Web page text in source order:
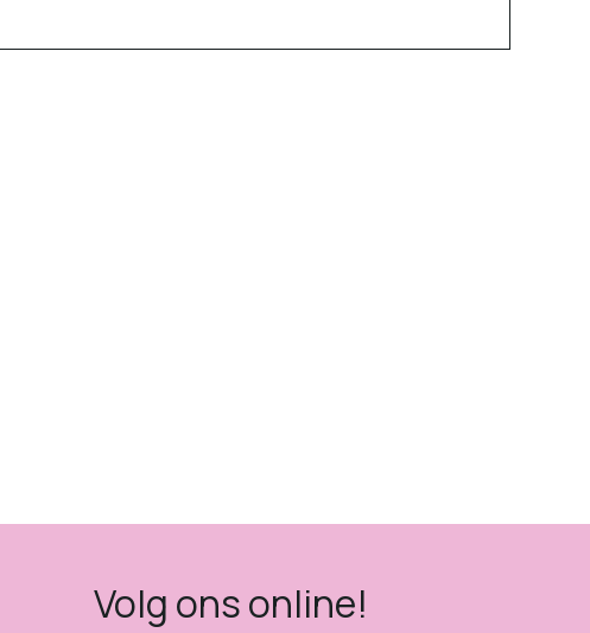
Volg ons online!